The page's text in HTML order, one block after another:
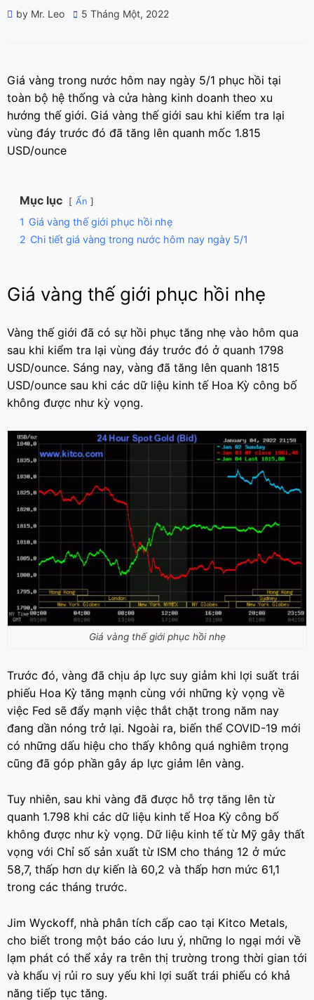
by Mr. Leo
Posted
5 Tháng Một, 2022
Giá vàng trong nước hôm nay ngày 5/1 phục hồi tại
toàn bộ hệ thống và cửa hàng kinh doanh theo xu
hướng thế giới. Giá vàng thế giới sau khi kiểm tra lại
vùng đáy trước đó đã tăng lên quanh mốc 1.815
USD/ounce
Mục lục Ẩn
1 Giá vàng thế giới phục hồi nhẹ
2 Chi tiết giá vàng trong nước hôm nay ngày 5/1
Giá vàng thế giới phục hồi nhẹ
Vàng thế giới đã có sự hồi phục tăng nhẹ vào hôm qua
sau khi kiểm tra lại vùng đáy trước đó ở quanh 1798
USD/ounce. Sáng nay, vàng đã tăng lên quanh 1815
USD/ounce sau khi các dữ liệu kinh tế Hoa Kỳ công bố
không được như kỳ vọng.
Giá vàng thế giới phục hồi nhẹ
Trước đó, vàng đã chịu áp lực suy giảm khi lợi suất trái
phiếu Hoa Kỳ tăng mạnh cùng với những kỳ vọng về
việc Fed sẽ đẩy mạnh việc thắt chặt trong năm nay
đang dần nóng trở lại. Ngoài ra, biến thể COVID-19 mới
có những dấu hiệu cho thấy không quá nghiêm trọng
cũng đã góp phần gây áp lực giảm lên vàng.
Tuy nhiên, sau khi vàng đã được hỗ trợ tăng lên từ
quanh 1.798 khi các dữ liệu kinh tế Hoa Kỳ công bố
không được như kỳ vọng. Dữ liệu kinh tế từ Mỹ gây thất
vọng với Chỉ số sản xuất từ ISM cho tháng 12 ở mức
58,7, thấp hơn dự kiến là 60,2 ​và thấp hơn mức 61,1
trong các tháng trước.
Jim Wyckoff, nhà phân tích cấp cao tại Kitco Metals,
cho biết trong một báo cáo lưu ý, những lo ngại mới về
lạm phát có thể xảy ra trên thị trường trong thời gian tới
và khẩu vị rủi ro suy yếu khi lợi suất trái phiếu có khả
năng tiếp tục tăng.